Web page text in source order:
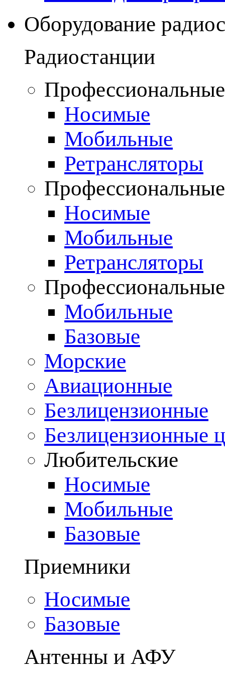
Оборудование
Радиостанции
Носимые
Мобильные
Ретрансляторы
Носимые
Мобильные
Ретрансляторы
Мобильные
Базовые
Морские
Авиационные
Безлицензионные
Безлицензионные
Любительские
Носимые
Мобильные
Базовые
Приемники
Носимые
Базовые
Антенны и АФУ